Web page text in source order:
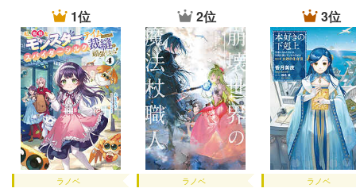
1位
ラノベ
2位
ラノベ
3位
ラノベ